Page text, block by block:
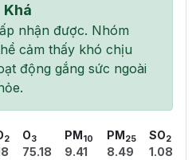
Khá
nhận được. Nhóm
cảm thấy khó chịu
động gắng sức ngoài
2 O3
75.18
PM 10
9.41
PM 25
8.49
SO2
1.08